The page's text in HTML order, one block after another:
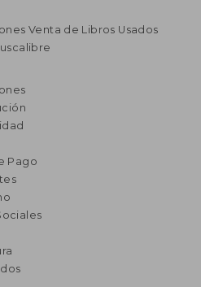
Venta de Libros Usados
Pago